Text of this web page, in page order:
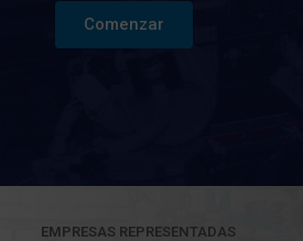
Comenzar
EMPRESAS REPRESENTADAS